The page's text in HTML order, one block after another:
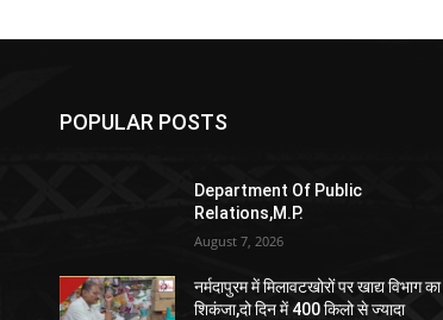
POPULAR POSTS
Department Of Public
Relations,M.P.
August 7, 2026
नर्मदापुरम में मिलावटखोरों पर खाद्य विभाग का
शिकंजा,दो दिन में 400 किलो से ज्यादा